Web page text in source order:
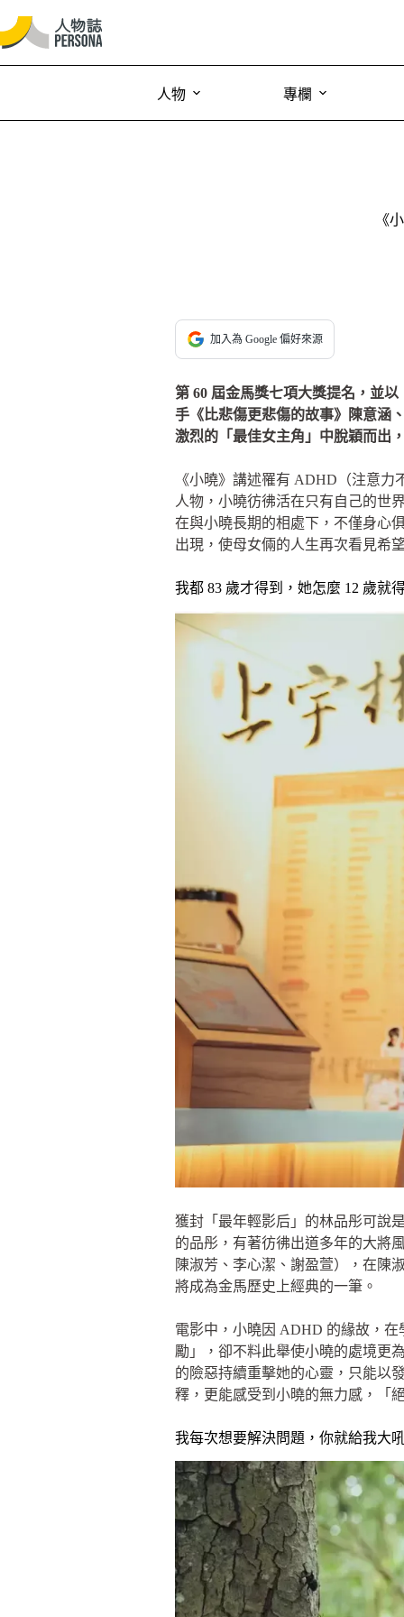
人物 專欄
《
加入為 Google 偏好來源
第 60 屆金馬獎七項大獎提名，並
手《比悲傷更悲傷的故事》陳意涵
激烈的「最佳女主角」中脫穎而出
《小曉》講述罹有 ADHD（注意
人物，小曉彷彿活在只有自己的世
在與小曉長期的相處下，不僅身心
出現，使母女倆的人生再次看見希
我都 83 歲才得到，她怎麼 12 歲就
獲封「最年輕影后」的林品彤可說
的品彤，有著彷彿出道多年的大將
陳淑芳、李心潔、謝盈萱），在陳
將成為金馬歷史上經典的一筆。
電影中，小曉因 ADHD 的緣故，
勵」，卻不料此舉使小曉的處境更
的險惡持續重擊她的心靈，只能以
釋，更能感受到小曉的無力感，「
我每次想要解決問題，你就給我大